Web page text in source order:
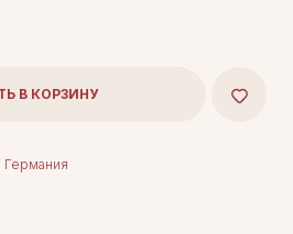
В КОРЗИНУ
Германия